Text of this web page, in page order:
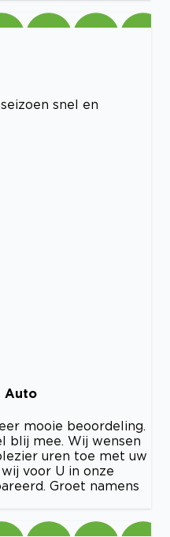
snel en
Auto
mooie beoordeling.
blij mee. Wij wensen
uren toe met uw
voor U in onze
Groet namens